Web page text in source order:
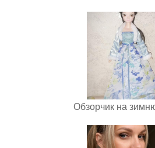
Обзорчик на